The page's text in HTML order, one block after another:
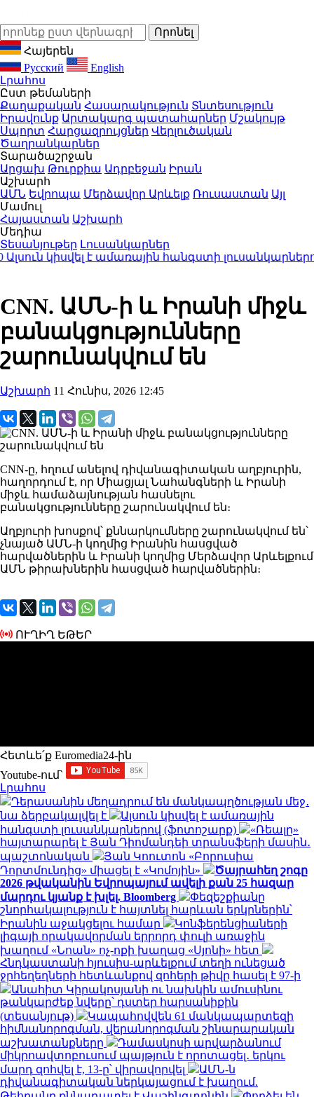
Հայերեն
Русский
English
Լրահոս
Ըստ թեմաների
Քաղաքական Հասարակություն Տնտեսություն
Իրավունք Արտակարգ պատահարներ Մշակույթ
Սպորտ Հարցազրույցներ Վերլուծական
Ծաղրանկարներ
Տարածաշրջան
Արցախ Թուրքիա Ադրբեջան Իրան
Աշխարհ
ԱՄՆ Եվրոպա Մերձավոր Արևելք Ռուսաստան Այլ
Մամուլ
Հայաստան Աշխարհ
Մեդիա
Տեսանյութեր Լուսանկարներ
կիսվել է ամառային հանգստի լուսանկարներով
CNN. ԱՄՆ-ի և Իրանի միջև
բանակցությունները
շարունակվում են
Աշխարհ 11 Հունիս, 2026 12:45
CNN-ը, հղում անելով դիվանագիտական ​​աղբյուրին,
հաղորդում է, որ Միացյալ Նահանգների և Իրանի
միջև համաձայնության հասնելու
բանակցությունները շարունակվում են։
Աղբյուրի խոսքով՝ քննարկումները շարունակվում են՝
չնայած ԱՄՆ-ի կողմից Իրանին հասցված
հարվածներին և Իրանի կողմից Մերձավոր Արևելքում
ԱՄՆ թիրախներին հասցված հարվածներին։
ՈՒՂԻՂ ԵԹԵՐ
Հետևե՛ք Euromedia24-ին
Youtube-ում`
Լրահոս
Դերասանին մեղադրում են մանկապղծության մեջ․
նա ձերբակալվել է
Ալսուն կիսվել է ամառային
հանգստի լուսանկարներով (ֆոտոշարք)
«Ռեալը»
հայտարարել է Յան Դիոմանդեի տրանսֆերի մասին․
պաշտոնական
Յան Կոուտոն «Բորուսիա
Դորտմունդից» միացել է «Կոմոյին»
Ծայրահեղ շոգը
2026 թվականին Եվրոպայում ավելի քան 25 հազար
մարդու կյանք է խլել. Bloomberg
Փեզեշքիանը
շնորհակալություն է հայտնել հարևան երկրներին՝
Իրանին աջակցելու համար
Կոնֆերենցիաների
լիգայի որակավորման երրորդ փուլի առաջին
խաղում «Նոան» ոչ-ոքի խաղաց «Սյոնի» հետ
Հնդկաստանի հյուսիս-արևելքում տեղի ունեցած
ջրհեղեղների հետևանքով զոհերի թիվը հասել է 97-ի
Անահիտ Կիրակոսյանի ու նախկին ամուսինու
թանկարժեք նվերը՝ դստեր հարսանիքին
(տեսանյութ)
Կապահովվեն 61 մանկապարտեզի
հիմնանորոգման, վերանորոգման շինարարական
աշխատանքները
Դամասկոսի արվարձանում
միկրոավտոբուսում պայթյուն է որոտացել․ երկու
մարդ զոհվել է, 13-ը՝ վիրավորվել
ԱՄՆ-ն
դիվանագիտական ներկայացում է խաղում.